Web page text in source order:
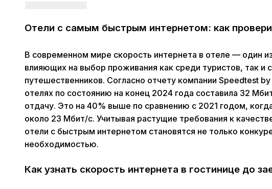
Отели с самым быстрым интернетом: как
В современном мире скорость интернета в отеле — один
влияющих на выбор проживания как среди туристов, так и
путешественников. Согласно отчету компании Speedtest
отелях по состоянию на конец 2024 года составила 32
отдачу. Это на 40% выше по сравнению с 2021 годом, когда
около 23 Мбит/с. Учитывая растущие требования к
отели с быстрым интернетом становятся не только
необходимостью.
Как узнать скорость интернета в гостинице до